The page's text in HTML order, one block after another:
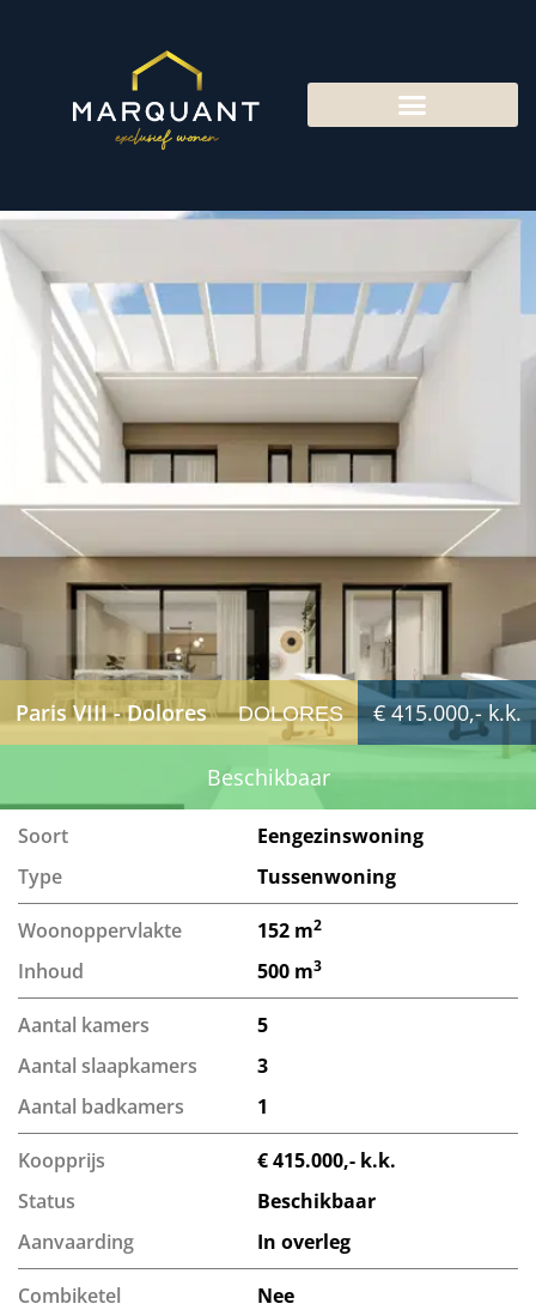
Paris VIII - Dolores DOLORES € 415.000,- k.k.
Beschikbaar
Soort
Eengezinswoning
Type
Tussenwoning
Woonoppervlakte 152 m2
Inhoud 500 m3
Aantal kamers
5
Aantal slaapkamers
3
Aantal badkamers
1
Koopprijs
€ 415.000,- k.k.
Status
Beschikbaar
Aanvaarding
In overleg
Combiketel Nee